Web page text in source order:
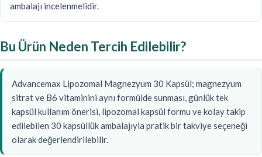
ambalajı incelenmelidir.
Bu Ürün Neden Tercih Edilebilir?
Advancemax Lipozomal Magnezyum 30 Kapsül; magnezyum
sitrat ve B6 vitaminini aynı formülde sunması, günlük tek
kapsül kullanım önerisi, lipozomal kapsül formu ve kolay takip
edilebilen 30 kapsüllük ambalajıyla pratik bir takviye seçeneği
olarak değerlendirilebilir.